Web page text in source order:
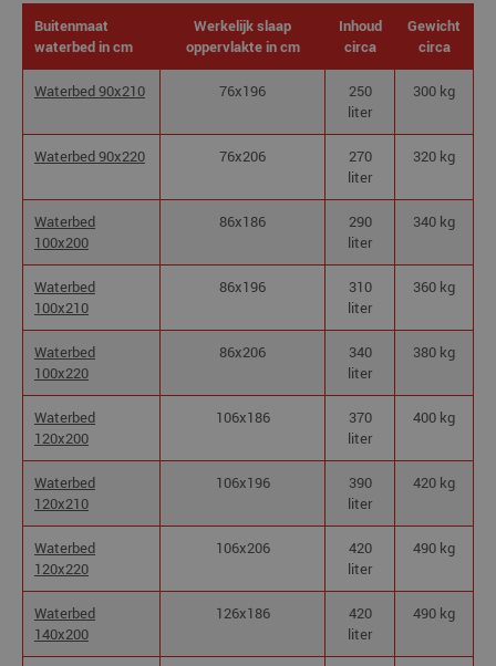
Buitenmaat
waterbed in cm
Werkelijk slaap
oppervlakte in cm
Inhoud
circa
Gewicht
circa
Waterbed 90x210 76x196
250
liter
300 kg
Waterbed 90x220 76x206
270
liter
320 kg
Waterbed
100x200
86x186
290
liter
340 kg
Waterbed
100x210
86x196
310
liter
360 kg
Waterbed
100x220
86x206
340
liter
380 kg
Waterbed
120x200
106x186
370
liter
400 kg
Waterbed
120x210
106x196
390
liter
420 kg
Waterbed
120x220
106x206
420
liter
490 kg
Waterbed
140x200
126x186
420
liter
490 kg